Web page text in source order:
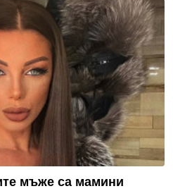
мъже са мамини